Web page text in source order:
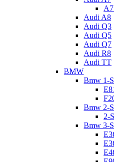
Audi A8
Audi Q3
Audi Q5
Audi Q7
Audi R8
Audi TT
BMW
Bmw 1-
Bmw 2-
2-
Bmw 3-